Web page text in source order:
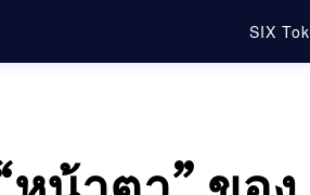
SIX